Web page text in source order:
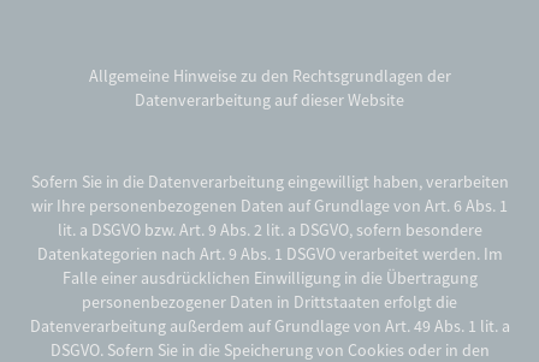
Allgemeine Hinweise zu den Rechtsgrundlagen der
Datenverarbeitung auf dieser Website
Sofern Sie in die Datenverarbeitung eingewilligt haben, verarbeiten
wir Ihre personenbezogenen Daten auf Grundlage von Art. 6 Abs. 1
lit. a DSGVO bzw. Art. 9 Abs. 2 lit. a DSGVO, sofern besondere
Datenkategorien nach Art. 9 Abs. 1 DSGVO verarbeitet werden. Im
Falle einer ausdrücklichen Einwilligung in die Übertragung
personenbezogener Daten in Drittstaaten erfolgt die
Datenverarbeitung außerdem auf Grundlage von Art. 49 Abs. 1 lit. a
DSGVO. Sofern Sie in die Speicherung von Cookies oder in den